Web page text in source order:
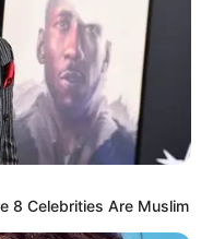
8 Celebrities Are Muslim